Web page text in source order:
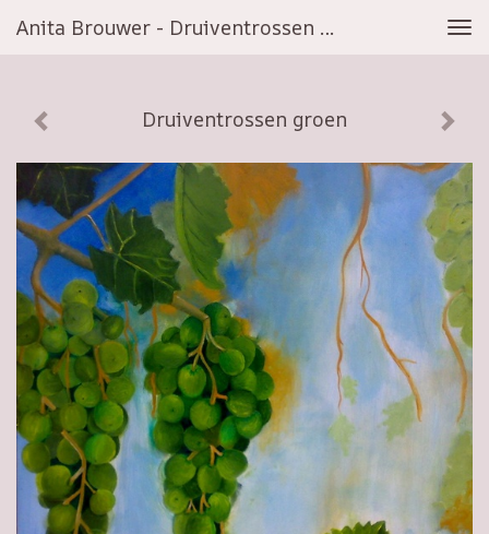
Anita Brouwer - Druiventrossen Groen
Druiventrossen groen